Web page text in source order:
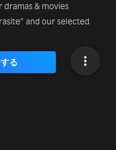
& movies
and our selected
る